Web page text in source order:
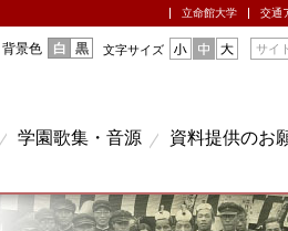
立命館大学 交通
学園歌集・音源
資料提供のお
背景色 白 黒 文字サイズ